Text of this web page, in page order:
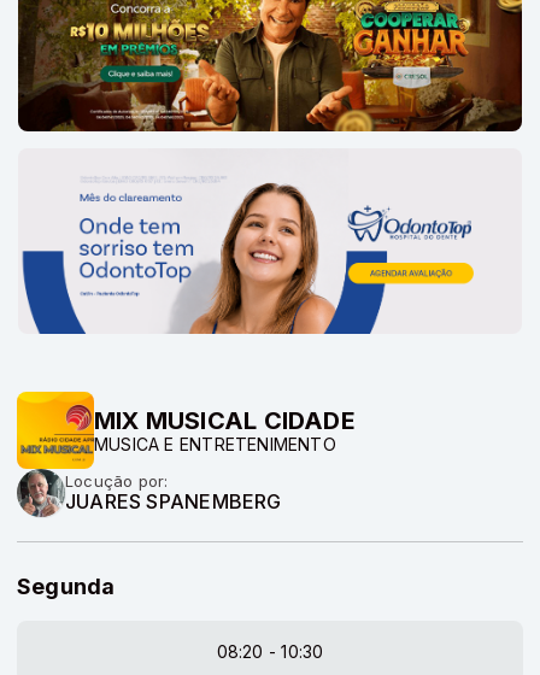
MIX MUSICAL CIDADE
MUSICA E ENTRETENIMENTO
Locução por:
JUARES SPANEMBERG
Segunda
08:20 - 10:30